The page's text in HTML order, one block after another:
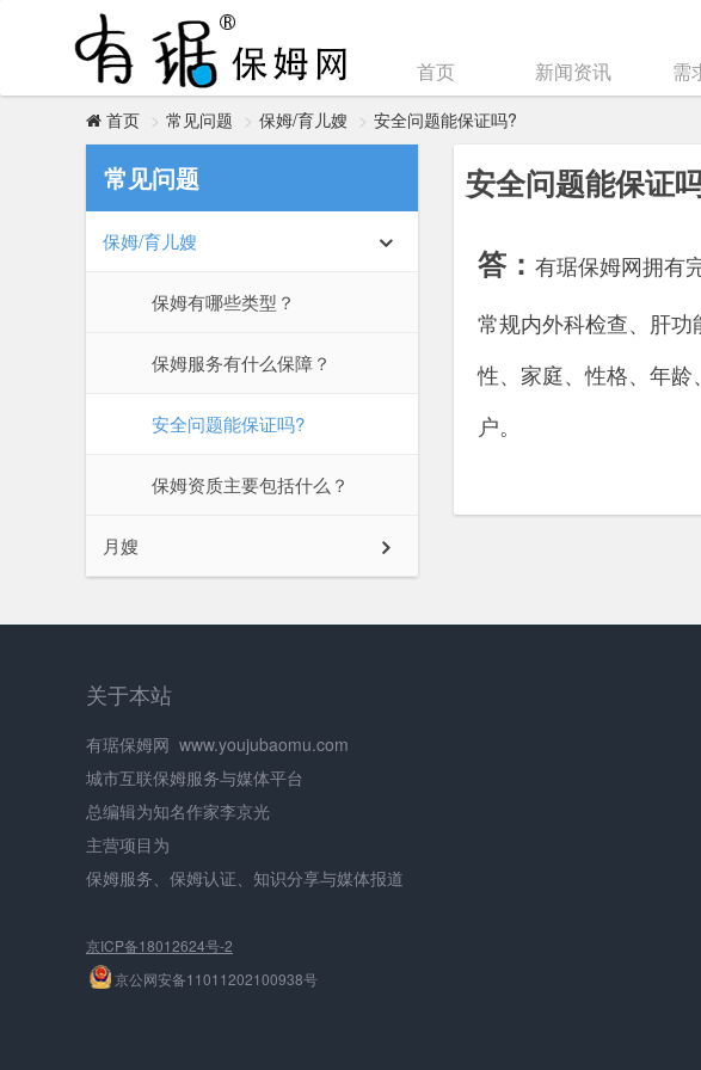
首页 新闻资讯 需
首页 常见问题 保姆/育儿嫂 安全问题能保证吗?
常见问题
保姆/育儿嫂
保姆有哪些类型？
保姆服务有什么保障？
安全问题能保证吗?
‌保姆资质主要包括什么？
月嫂
安全问题能保证
答： 有琚保姆网拥有
常规内外科检查、肝
性、家庭、性格、年
户。
关于本站
有琚保姆网 www.youjubaomu.com
城市互联保姆服务与媒体平台
总编辑为知名作家李京光
主营项目为
保姆服务、保姆认证、知识分享与媒体报道
京ICP备18012624号-2
京公网安备11011202100938号